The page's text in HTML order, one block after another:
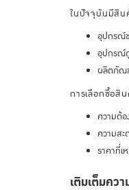
ในปัจจุบันมีสิน
อุปกรณ์ช่
อุปกรณ์
ผลิตภัณ
การเลือกซื้อสิ
ความต้อ
ความสะ
ราคาที่เ
เติมเต็มค